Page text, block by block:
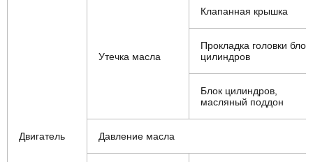
Двигатель
Утечка масла
Клапанная крышка
Прокладка головки
цилиндров
Блок цилиндров,
масляный поддон
Давление масла